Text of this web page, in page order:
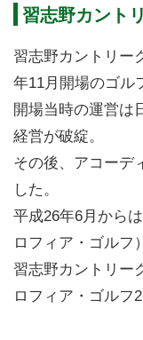
習志野カント
習志野カントリー
年11月開場のゴル
開場当時の運営は
経営が破綻。
その後、アコーデ
した。
平成26年6月から
ロフィア・ゴルフ
習志野カントリー
ロフィア・ゴルフ